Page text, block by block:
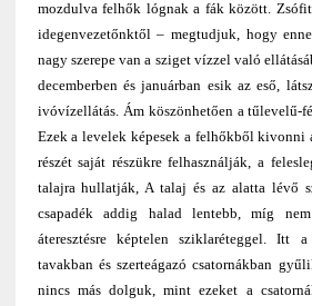
mozdulva felhők lógnak a fák között.
idegenvezetőnktől – megtudjuk, hogy
nagy szerepe van a sziget vízzel való
decemberben és januárban esik az eső,
ivóvízellátás. Ám köszönhetően a tűlevelű-
Ezek a levelek képesek a felhőkből
részét saját részükre felhasználják, a
talajra hullatják, A talaj és az alatta lévő
csapadék addig halad lentebb, míg
áteresztésre képtelen sziklaréteggel. Itt
tavakban és szerteágazó csatornákban
nincs más dolguk, mint ezeket a